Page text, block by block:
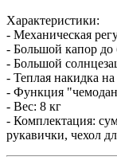
Характеристики:
- Механическая
- Большой капор до
- Большой
- Теплая накидка
- Функция
- Вес: 8 кг
- Комплектация:
рукавички, чехол